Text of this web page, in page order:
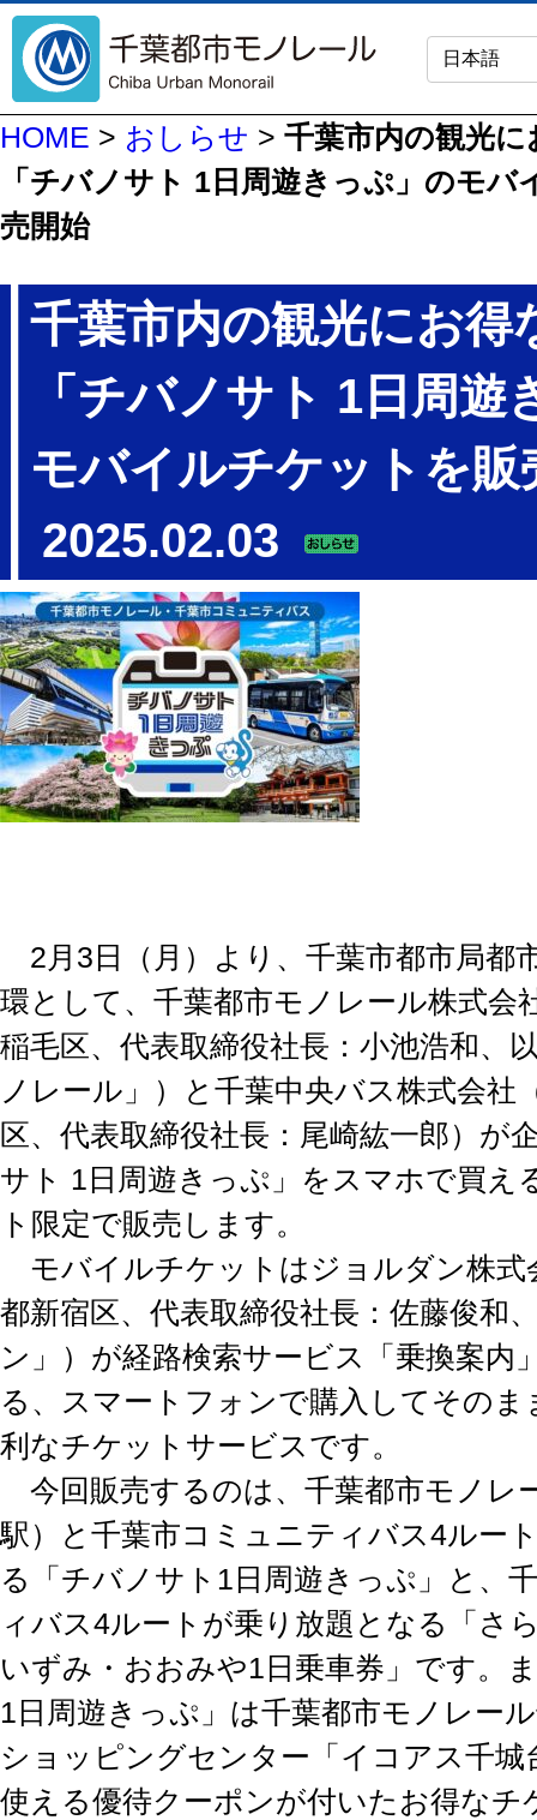
HOME > おしらせ > 千葉市内の観光
「チバノサト 1日周遊きっぷ」のモバ
売開始
千葉市内の観光にお得
「チバノサト 1日周遊
モバイルチケットを販
2025.02.03
2月3日（月）より、千葉市都市局都
環として、千葉都市モノレール株式会
稲毛区、代表取締役社長：小池浩和、
ノレール」）と千葉中央バス株式会社
区、代表取締役社長：尾崎紘一郎）が
サト 1日周遊きっぷ」をスマホで買え
ト限定で販売します。
モバイルチケットはジョルダン株式
都新宿区、代表取締役社長：佐藤俊和
ン」）が経路検索サービス「乗換案内
る、スマートフォンで購入してそのま
利なチケットサービスです。
今回販売するのは、千葉都市モノレ
駅）と千葉市コミュニティバス4ルー
る「チバノサト1日周遊きっぷ」と、
ィバス4ルートが乗り放題となる「さ
いずみ・おおみや1日乗車券」です。
1日周遊きっぷ」は千葉都市モノレー
ショッピングセンター「イコアス千城
使える優待クーポンが付いたお得なチ